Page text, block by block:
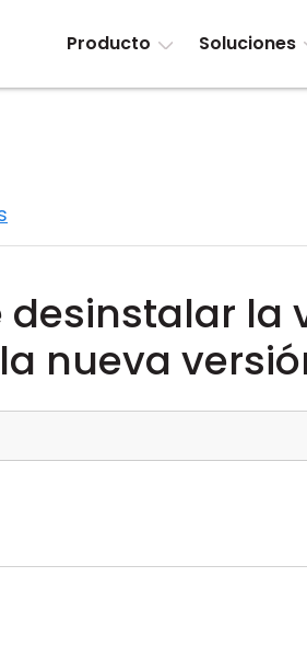
Producto Soluciones
desinstalar la
nueva